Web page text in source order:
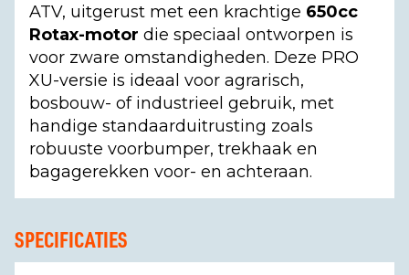
ATV, uitgerust met een krachtige 650cc
Rotax-motor die speciaal ontworpen is
voor zware omstandigheden. Deze PRO
XU-versie is ideaal voor agrarisch,
bosbouw- of industrieel gebruik, met
handige standaarduitrusting zoals
robuuste voorbumper, trekhaak en
bagagerekken voor- en achteraan.
SPECIFICATIES